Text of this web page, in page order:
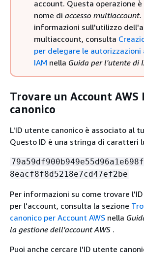
account. Questa operazione
nome di accesso multiaccount.
informazioni sull'utilizzo
multiaccount, consulta
per delegare le autorizzazioni
IAM nella Guida per l'utente di
Trovare un Account AWS
canonico
L'ID utente canonico è associato al
Questo ID è una stringa di caratteri
8eacf8f8d5218e7cd47ef2be
Per informazioni su come trovare
per l'account, consulta la sezione
canonico per Account AWS nella
la gestione dell'account AWS .
Puoi anche cercare l'ID utente